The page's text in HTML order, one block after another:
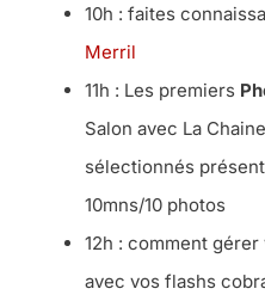
10h : faites
Merril
11h : Les premiers
Salon avec La
sélectionnés
10mns/10 photos
12h : comment
avec vos flashs